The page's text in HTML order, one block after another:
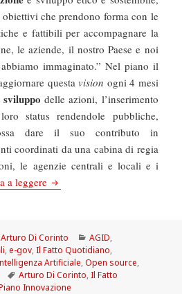
obiettivi che prendono forma con le
e fattibili per accompagnare la
le aziende, il nostro Paese e noi
immaginato.” Nel piano il
questavision ogni 4 mesi
sviluppo delle azioni, l’inserimento
status rendendole pubbliche,
dare il suo contributo in
coordinati da una cabina di regia
le agenzie centrali e locali e i
a leggere Il Fatto Quotidiano: Digitale,
Autore
Arturo Di Corinto Categorie
AGID,
,e-gov,Il Fatto Quotidiano,
Artificiale,Open source,
Tag
Arturo Di Corinto,Il Fatto
Innovazione